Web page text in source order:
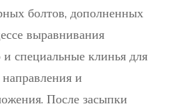
болтов, дополненных
выравнивания
специальные клинья для
и
После засыпки